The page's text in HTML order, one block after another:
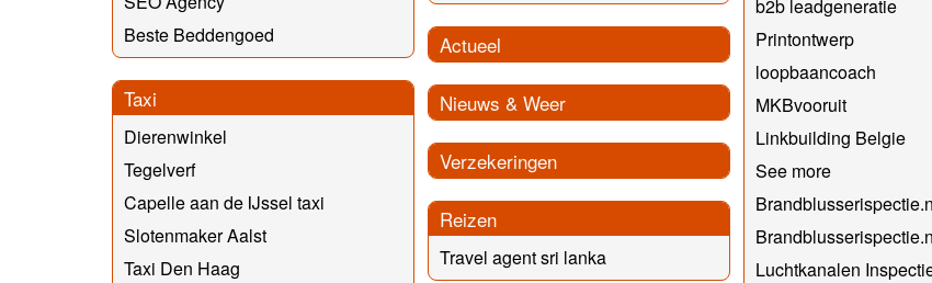
Beste Beddengoed
Taxi
Dierenwinkel
Tegelverf
Capelle aan de IJssel taxi
Slotenmaker Aalst
Taxi Den Haag
Actueel
Nieuws & Weer
Verzekeringen
Reizen
Travel agent sri lanka
b2b leadgeneratie
Printontwerp
loopbaancoach
MKBvooruit
Linkbuilding Belgie
See more
Luchtkanalen